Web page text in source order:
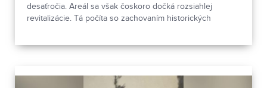
desaťročia. Areál sa však čoskoro dočká rozsiahlej
revitalizácie. Tá počíta so zachovaním historických